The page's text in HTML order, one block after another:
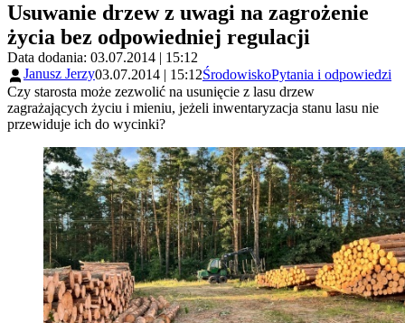
Usuwanie drzew z uwagi na zagrożenie
życia bez odpowiedniej regulacji
Data dodania: 03.07.2014 | 15:12
Janusz Jerzy03.07.2014 | 15:12ŚrodowiskoPytania i odpowiedzi
Czy starosta może zezwolić na usunięcie z lasu drzew
zagrażających życiu i mieniu, jeżeli inwentaryzacja stanu lasu nie
przewiduje ich do wycinki?